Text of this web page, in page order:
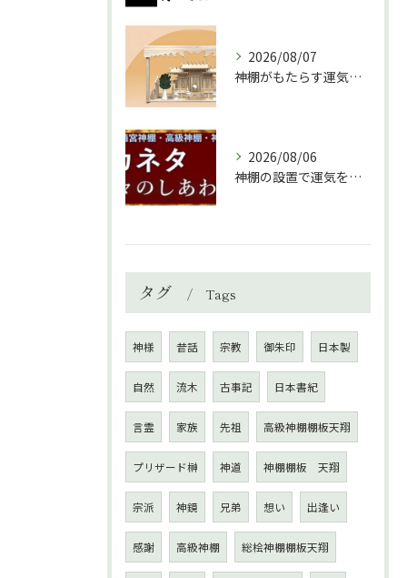
2026/08/07
神棚がもたらす運気と家庭の調和の秘訣
2026/08/06
神棚の設置で運気を上げる秘訣と環境づくり
タグ Tags
神様 昔話 宗教 御朱印 日本製
自然 流木 古事記 日本書紀
言霊 家族 先祖 高級神棚棚板天翔
プリザード榊 神道 神棚棚板 天翔
宗派 神鏡 兄弟 想い 出逢い
感謝 高級神棚 総桧神棚棚板天翔